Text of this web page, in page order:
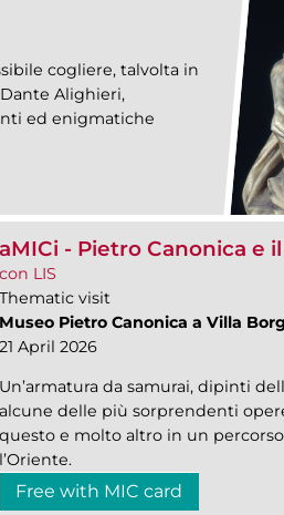
cogliere, talvolta in
Alighieri,
ed enigmatiche
aMICi - Pietro Canonica e
con LIS
Thematic visit
Museo Pietro Canonica a Villa
21 April 2026
Un’armatura da samurai, dipinti
alcune delle più sorprendenti
questo e molto altro in un
l’Oriente.
Free with MIC card